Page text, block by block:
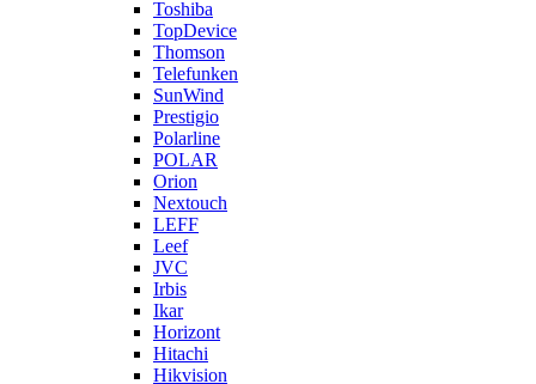
Toshiba
TopDevice
Thomson
Telefunken
SunWind
Prestigio
Polarline
POLAR
Orion
Nextouch
LEFF
Leef
JVC
Irbis
Ikar
Horizont
Hitachi
Hikvision